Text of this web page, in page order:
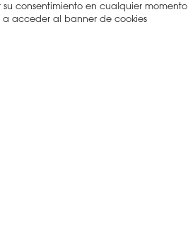
consentimiento en cualquier momento
a acceder al banner de cookies